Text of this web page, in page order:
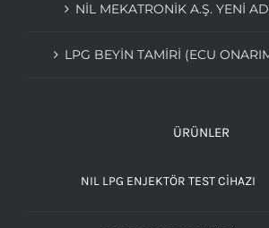
NIL MEKATRONIK A.Ş. YENI
LPG BEYIN TAMIRI (ECU
ÜRÜNLER
NIL LPG ENJEKTÖR TEST CİHAZI